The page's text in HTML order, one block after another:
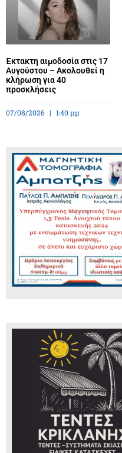
Έκτακτη αιμοδοσία στις 17
Αυγούστου – Ακολουθεί η
κλήρωση για 40
προσκλήσεις
07/08/2026 1:40 μμ